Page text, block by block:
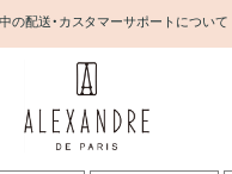
の配送・カスタマーサポートについて